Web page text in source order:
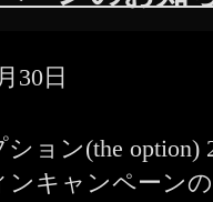
30日
ョン(the option)
ンキャンペーン